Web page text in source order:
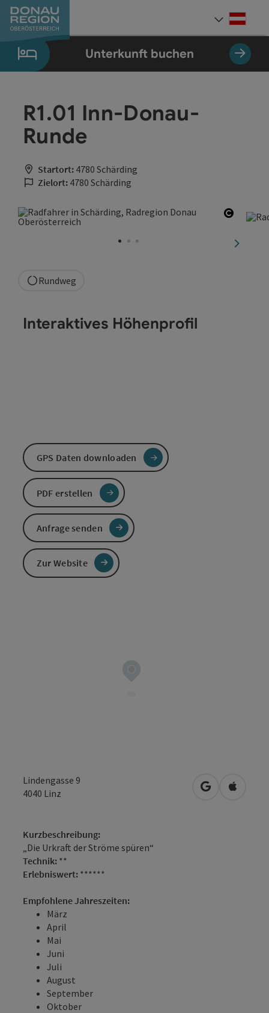
Zum Inhalt
Zur Navigation
Zum Seitenanfang
Zur Kontaktseite
Zum Impressum
Zur Startseite
Unterkunft buchen
R1.01 Inn-Donau-
Runde
Startort: 4780 Schärding
Zielort: 4780 Schärding
Rundweg
Lindengasse 9
4040 Linz in Google
in
Kurzbeschreibung:
„Die Urkraft der Ströme spüren“
Technik: **
Erlebniswert: ******
Empfohlene Jahreszeiten:
März
April
Mai
Juni
Juli
August
September
Oktober
Interaktives Höhenprofil
GPS Daten downloaden
PDF erstellen
Anfrage senden
Zur Website